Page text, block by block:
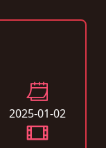
2025-01-02